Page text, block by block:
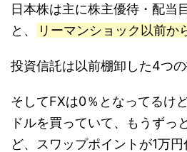
日本株は主に株主優待・配当
と、
リーマンショック以前か
投資信託は以前棚卸した4つの
そしてFXは0％となってるけ
ドルを買っていて、もうずっ
ど、スワップポイントが1万円